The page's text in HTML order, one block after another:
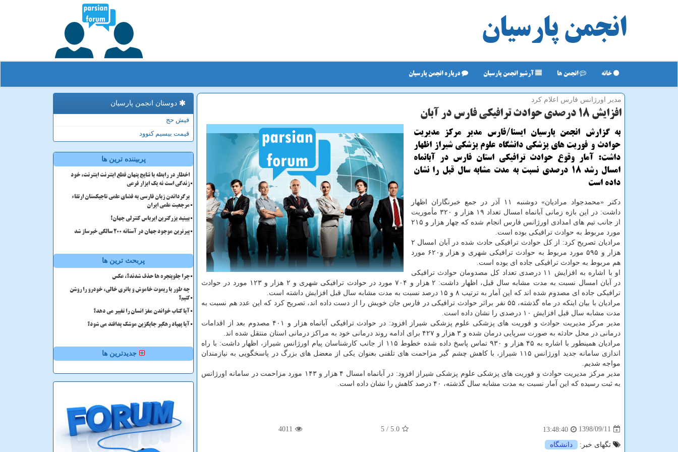
انجمن پارسیان
خانه انجمن ها آرشیو انجمن پارسیان درباره انجمن پارسیان
مدیر اورژانس فارس اعلام كرد
افزایش ۱۸ درصدی حوادث ترافیكی فارس در آبان
به گزارش انجمن پارسیان ایسنا/فارس مدیر مركز مدیریت
حوادث و فوریت های پزشكی دانشگاه علوم پزشكی شیراز اظهار
داشت: آمار وقوع حوادث ترافیكی استان فارس در آبانماه
امسال رشد ۱۸ درصدی نسبت به مدت مشابه سال قبل را نشان
داده است
دكتر «محمدجواد مرادیان» دوشنبه ۱۱ آذر در جمع خبرنگاران اظهار
داشت: در این بازه زمانی آبانماه امسال تعداد ۱۹ هزار و ۳۲۰ مأموریت
از جانب تیم های امدادی اورژانس فارس انجام شده كه چهار هزار و ۲۱۵
مورد مربوط به حوادث ترافیكی بوده است.
مرادیان تصریح كرد: از كل حوادث ترافیكی حادث شده در آبان امسال ۲
هزار و ۵۹۵ مورد مربوط به حوادث ترافیكی شهری و هزار و۶۲۰ مورد
هم مربوط به حوادث ترافیكی جاده ای بوده است.
او با اشاره به افزایش ۱۱ درصدی تعداد كل مصدومان حوادث ترافیكی
در آبان امسال نسبت به مدت مشابه سال قبل، اظهار داشت: ۲ هزار و ۷۰۴ مورد در حوادث ترافیكی شهری و ۲ هزار و ۱۲۳ مورد در حوادث
ترافیكی جاده ای مصدوم شده اند كه این آمار به ترتیب ۸ و ۱۵ درصد نسبت به مدت مشابه سال قبل افزایش داشته است.
مرادیان با بیان اینكه در ماه گذشته، ۵۵ نفر براثر حوادث ترافیكی در فارس جان خویش را از دست داده اند، تصریح كرد كه این عدد هم نسبت به
مدت مشابه سال قبل افزایش ۱۰ درصدی را نشان داده است.
مدیر مركز مدیریت حوادث و فوریت های پزشكی علوم پزشكی شیراز افزود: در حوادث ترافیكی آبانماه هزار و ۴۰۱ مصدوم بعد از اقدامات
درمانی در محل حادثه به صورت سرپایی درمان شده و ۳ هزار و ۴۲۷ برای ادامه روند درمانی خود به مراكز درمانی استان منتقل شده اند.
مرادیان همینطور با اشاره به ۴۵ هزار و ۹۳۰ تماس پاسخ داده شده خطوط ۱۱۵ از جانب كارشناسان پیام اورژانس شیراز، اظهار داشت: با راه
اندازی سامانه جدید اورژانس ۱۱۵ شیراز، با كاهش چشم گیر مزاحمت های تلفنی بعنوان یكی از معضل های بزرگ در پاسخگویی به نیازمندان
مواجه شدیم.
مدیر مركز مدیریت حوادث و فوریت های پزشكی علوم پزشكی شیراز افزود: در آبانماه امسال ۴ هزار و ۱۴۳ مورد مزاحمت در سامانه اورژانس
به ثبت رسیده كه این آمار نسبت به مدت مشابه سال گذشته، ۴۰ درصد كاهش را نشان داده است.
1398/09/11
13:48:40
5.0
/ 5
4011
تگهای خبر: دانشگاه
دوستان انجمن پارسیان
فیش حج
قیمت بیسیم کنوود
پربیننده ترین ها
اخطار در رابطه با نتایج پنهان قطع اینترنت اینترنت، خود
زندگی است نه یک ابزار فرعی
برگرداندن زبان فارسی به فضای علمی تاجیکستان ارتقاء
مرجعیت علمی ایران
ببینید بزرگترین ایرباس کنترلی جهان!
پیرترین موجود جهان در آستانه ۲۰۰ سالگی خبرساز شد
پربحث ترین ها
چرا جلوپنجره ها حذف شدند؟، عکس
چه طور با ریموت خاموش و باتری خالی، خودرو را روشن
کنیم؟
آیا کتاب خواندن مغز انسان را تغییر می دهد؟
آیا پهپاد رهگیر جایگزین موشک پدافند می شود؟
جدیدترین ها